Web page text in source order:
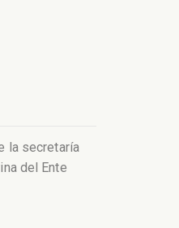
la secretaría
del Ente